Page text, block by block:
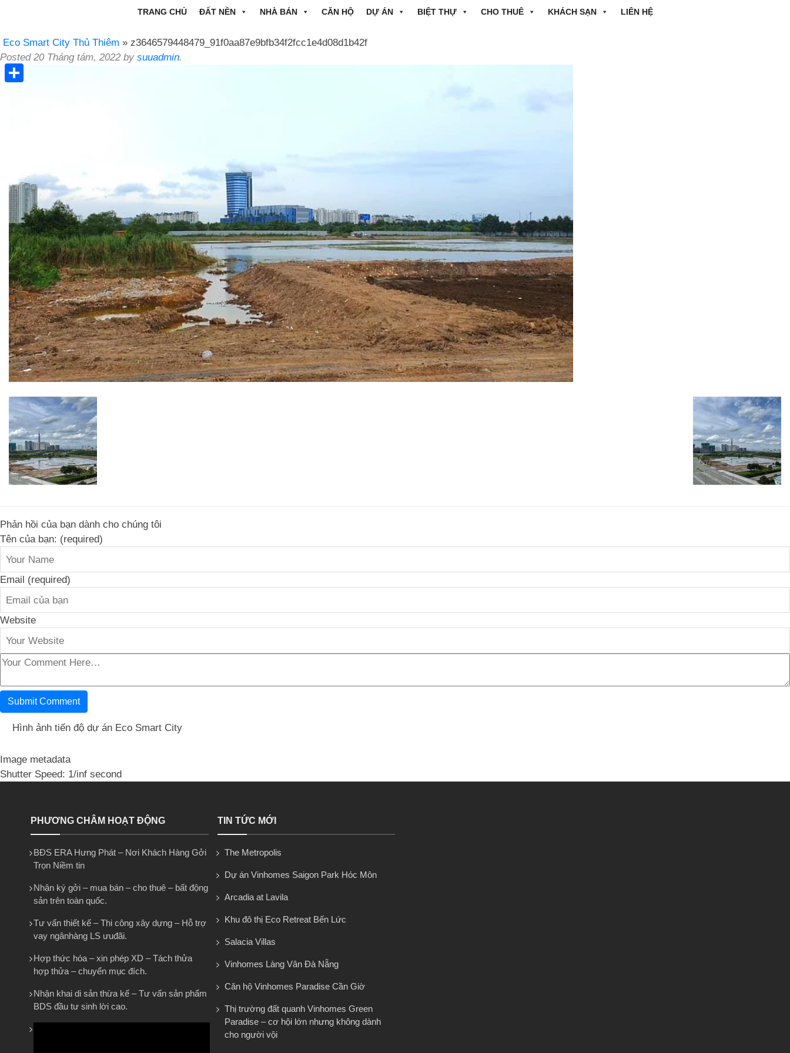
TRANG CHỦ ĐẤT NỀN NHÀ BÁN CĂN HỘ DỰ ÁN BIỆT THỰ CHO THUÊ KHÁCH SẠN LIÊN HỆ
Eco Smart City Thủ Thiêm » z3646579448479_91f0aa87e9bfb34f2fcc1e4d08d1b42f
Posted 20 Tháng tám, 2022 by suuadmin.
Phản hồi của bạn dành cho chúng tôi
Tên của bạn: (required)
Email (required)
Website
Hình ảnh tiến độ dự án Eco Smart City
Image metadata
Shutter Speed: 1/inf second
PHƯƠNG CHÂM HOẠT ĐỘNG
BĐS ERA Hưng Phát – Nơi Khách Hàng Gởi
Trọn Niềm tin
Nhận ký gởi – mua bán – cho thuê – bất động
sản trên toàn quốc.
Tư vấn thiết kế – Thi công xây dựng – Hỗ trợ
vay ngânhàng LS ưuđãi.
Hợp thức hóa – xin phép XD – Tách thửa
hợp thửa – chuyển mục đích.
Nhận khai di sản thừa kế – Tư vấn sản phẩm
BDS đầu tư sinh lời cao.
TIN TỨC MỚI
The Metropolis
Dự án Vinhomes Saigon Park Hóc Môn
Arcadia at Lavila
Khu đô thị Eco Retreat Bến Lức
Salacia Villas
Vinhomes Làng Vân Đà Nẵng
Căn hộ Vinhomes Paradise Cần Giờ
Thị trường đất quanh Vinhomes Green
Paradise – cơ hội lớn nhưng không dành
cho người vội